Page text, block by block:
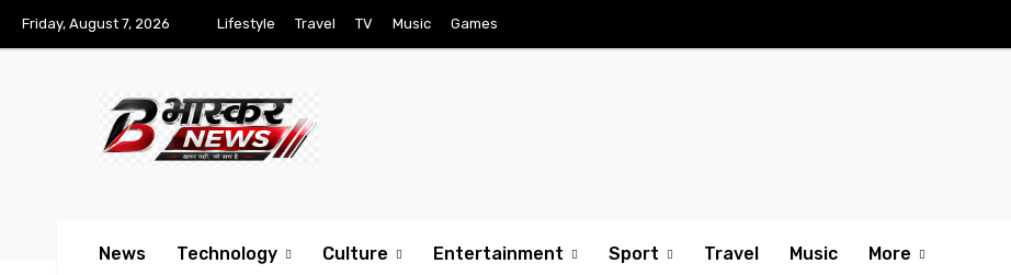
Friday, August 7, 2026 Lifestyle Travel TV Music Games
News Technology Culture Entertainment Sport Travel Music More